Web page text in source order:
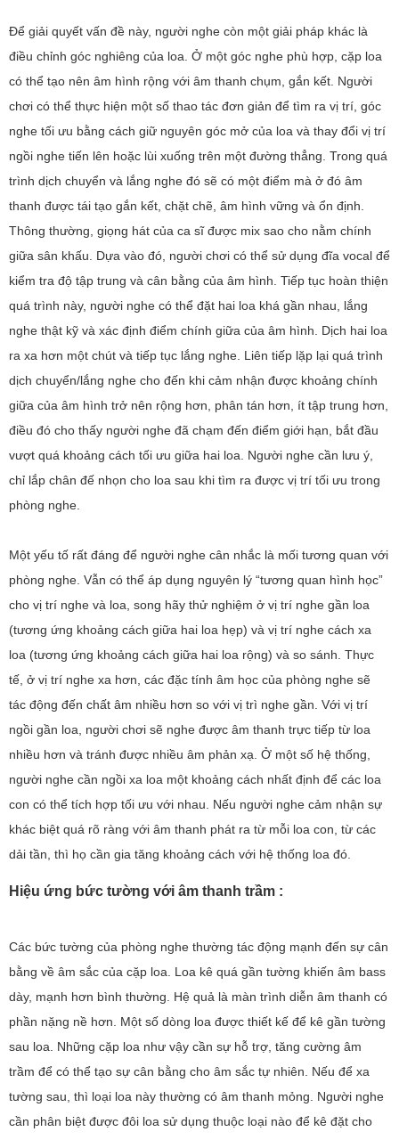
Để giải quyết vấn đề này, người nghe còn một giải pháp khác là
điều chỉnh góc nghiêng của loa. Ở một góc nghe phù hợp, cặp loa
có thể tạo nên âm hình rộng với âm thanh chụm, gắn kết. Người
chơi có thể thực hiện một số thao tác đơn giản để tìm ra vị trí, góc
nghe tối ưu bằng cách giữ nguyên góc mở của loa và thay đổi vị trí
ngồi nghe tiến lên hoặc lùi xuống trên một đường thẳng. Trong quá
trình dịch chuyển và lắng nghe đó sẽ có một điểm mà ở đó âm
thanh được tái tạo gắn kết, chặt chẽ, âm hình vững và ổn định.
Thông thường, giọng hát của ca sĩ được mix sao cho nằm chính
giữa sân khấu. Dựa vào đó, người chơi có thể sử dụng đĩa vocal để
kiểm tra độ tập trung và cân bằng của âm hình. Tiếp tục hoàn thiện
quá trình này, người nghe có thể đặt hai loa khá gần nhau, lắng
nghe thật kỹ và xác định điểm chính giữa của âm hình. Dịch hai loa
ra xa hơn một chút và tiếp tục lắng nghe. Liên tiếp lặp lại quá trình
dịch chuyển/lắng nghe cho đến khi cảm nhận được khoảng chính
giữa của âm hình trở nên rộng hơn, phân tán hơn, ít tập trung hơn,
điều đó cho thấy người nghe đã chạm đến điểm giới hạn, bắt đầu
vượt quá khoảng cách tối ưu giữa hai loa. Người nghe cần lưu ý,
chỉ lắp chân đế nhọn cho loa sau khi tìm ra được vị trí tối ưu trong
phòng nghe.
Một yếu tố rất đáng để người nghe cân nhắc là mối tương quan với
phòng nghe. Vẫn có thể áp dụng nguyên lý “tương quan hình học”
cho vị trí nghe và loa, song hãy thử nghiệm ở vị trí nghe gần loa
(tương ứng khoảng cách giữa hai loa hẹp) và vị trí nghe cách xa
loa (tương ứng khoảng cách giữa hai loa rộng) và so sánh. Thực
tế, ở vị trí nghe xa hơn, các đặc tính âm học của phòng nghe sẽ
tác động đến chất âm nhiều hơn so với vị trì nghe gần. Với vị trí
ngồi gần loa, người chơi sẽ nghe được âm thanh trực tiếp từ loa
nhiều hơn và tránh được nhiều âm phản xạ. Ở một số hệ thống,
người nghe cần ngồi xa loa một khoảng cách nhất định để các loa
con có thể tích hợp tối ưu với nhau. Nếu người nghe cảm nhận sự
khác biệt quá rõ ràng với âm thanh phát ra từ mỗi loa con, từ các
dải tần, thì họ cần gia tăng khoảng cách với hệ thống loa đó.
Hiệu ứng bức tường với âm thanh trầm :
Các bức tường của phòng nghe thường tác động mạnh đến sự cân
bằng về âm sắc của cặp loa. Loa kê quá gần tường khiến âm bass
dày, mạnh hơn bình thường. Hệ quả là màn trình diễn âm thanh có
phần nặng nề hơn. Một số dòng loa được thiết kế để kê gần tường
sau loa. Những cặp loa như vậy cần sự hỗ trợ, tăng cường âm
trầm để có thể tạo sự cân bằng cho âm sắc tự nhiên. Nếu để xa
tường sau, thì loại loa này thường có âm thanh mỏng. Người nghe
cần phân biệt được đôi loa sử dụng thuộc loại nào để kê đặt cho